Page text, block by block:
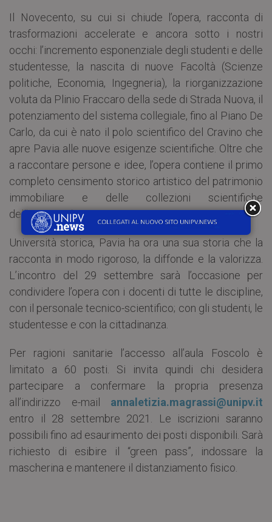
Il Novecento, su cui si chiude l’opera, racconta di
trasformazioni accelerate e ancora sotto i nostri
occhi: l’incremento esponenziale degli studenti e delle
studentesse, la nascita di nuove Facoltà (Scienze
politiche, Economia, Ingegneria), la riorganizzazione
voluta da Plinio Fraccaro della sede di Strada Nuova, il
potenziamento del sistema collegiale, fino al Piano De
Carlo, da cui è nato il polo scientifico del Cravino che
apre Pavia alle nuove esigenze scientifiche. Oltre che
a raccontare persone e idee, l’opera contiene il primo
completo censimento storico artistico del patrimonio
immobiliare e delle collezioni scientifiche
dell’Università.
Università storica, Pavia ha ora una sua storia che la
racconta in modo rigoroso, la diffonde e la valorizza.
L’incontro del 29 settembre sarà l’occasione per
condividere l’opera con i docenti di tutte le discipline,
con il personale tecnico-scientifico; con gli studenti, le
studentesse e con la cittadinanza.
Per ragioni sanitarie l’accesso all’aula Foscolo è
limitato a 60 posti. Si invita quindi chi desidera
partecipare a confermare la propria presenza
all’indirizzo e-mail annaletizia.magrassi@unipv.it
entro il 28 settembre 2021. Le iscrizioni saranno
possibili fino ad esaurimento dei posti disponibili. Sarà
richiesto di esibire il “green pass”, indossare la
mascherina e mantenere il distanziamento fisico.